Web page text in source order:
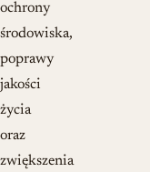
ochrony
środowiska,
poprawy
jakości
życia
oraz
zwiększenia